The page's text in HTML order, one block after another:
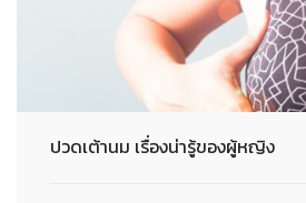
ปวดเต้านม เรื่องน่ารู้ของผู้หญิง